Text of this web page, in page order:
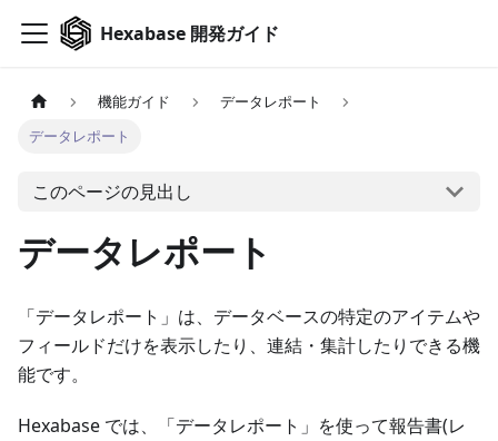
Hexabase 開発ガイド
機能ガイド
データレポート
データレポート
このページの見出し
データレポート
「データレポート」は、データベースの特定のアイテムや
フィールドだけを表示したり、連結・集計したりできる機
能です。
Hexabase では、「データレポート」を使って報告書(レ